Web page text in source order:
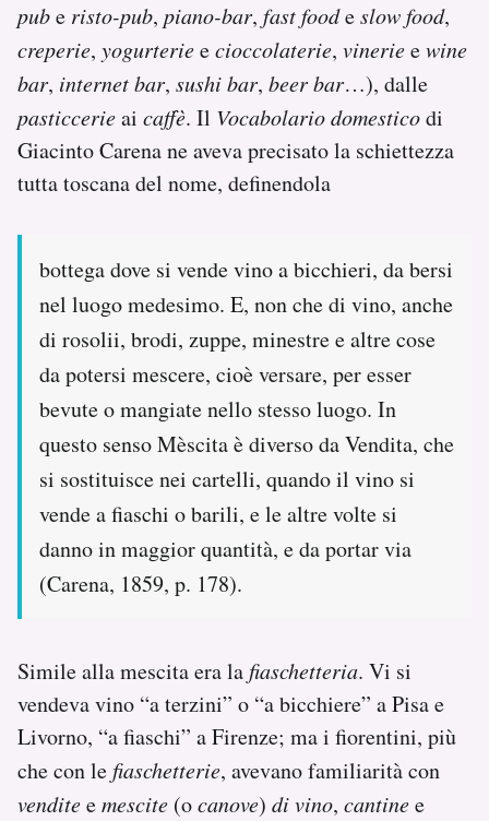
pube risto-pub, piano-bar, fast foodeslow food,
creperie, yogurterieecioccolaterie, vinerieewine
bar, internet bar, sushi bar, beer bar…), dalle
pasticcerieai caffè. Il Vocabolario domesticodi
Giacinto Carena ne aveva precisato la schiettezza
tutta toscana del nome, definendola
bottega dove si vende vino a bicchieri, da bersi
nel luogo medesimo. E, non che di vino, anche
di rosolii, brodi, zuppe, minestre e altre cose
da potersi mescere, cioè versare, per esser
bevute o mangiate nello stesso luogo. In
questo senso Mèscita è diverso da Vendita, che
si sostituisce nei cartelli, quando il vino si
vende a fiaschi o barili, e le altre volte si
danno in maggior quantità, e da portar via
(Carena, 1859, p. 178).
Simile alla mescita era la fiaschetteria. Vi si
vendeva vino “a terzini” o “a bicchiere” a Pisa e
Livorno, “a fiaschi” a Firenze; ma i fiorentini, più
che con le fiaschetterie, avevano familiarità con
venditeemescite (ocanove) di vino, cantinee